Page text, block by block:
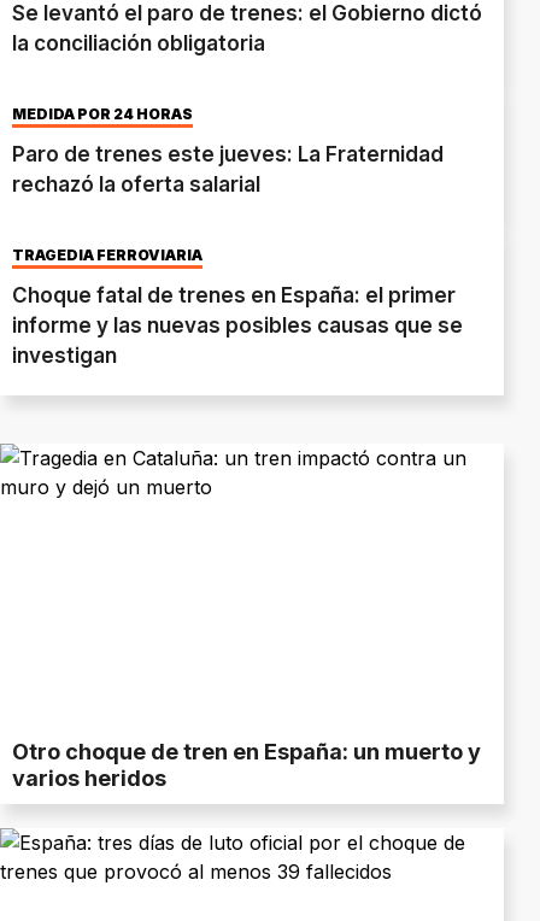
Se levantó el paro de trenes: el Gobierno dictó
la conciliación obligatoria
MEDIDA POR 24 HORAS
Paro de trenes este jueves: La Fraternidad
rechazó la oferta salarial
TRAGEDIA FERROVIARIA
Choque fatal de trenes en España: el primer
informe y las nuevas posibles causas que se
investigan
Otro choque de tren en España: un muerto y
varios heridos